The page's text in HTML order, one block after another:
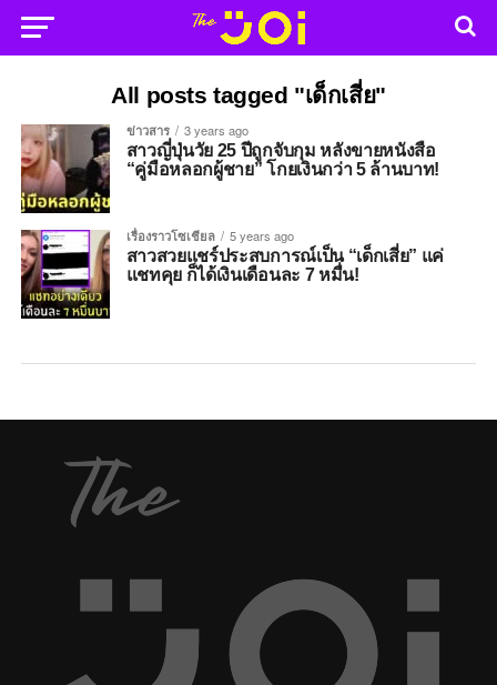
All posts tagged "เด็กเสี่ย"
ข่าวสาร 3 years ago
สาวญี่ปุ่นวัย 25 ปีถูกจับกุม หลังขายหนังสือ
“คู่มือหลอกผู้ชาย” โกยเงินกว่า 5 ล้านบาท!
เรื่องราวโซเชียล 5 years ago
สาวสวยแชร์ประสบการณ์เป็น “เด็กเสี่ย” แค่
แชทคุย ก็ได้เงินเดือนละ 7 หมื่น!